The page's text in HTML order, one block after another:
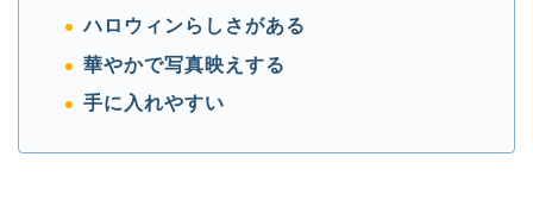
ハロウィンらしさがある
華やかで写真映えする
手に入れやすい